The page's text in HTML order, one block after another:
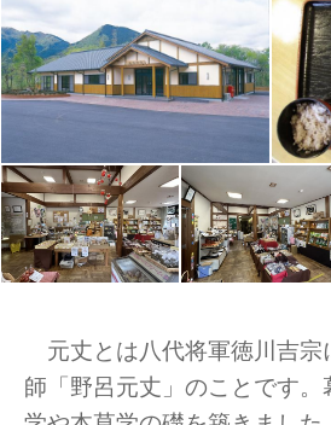
元丈とは八代将軍徳川吉宗
師「野呂元丈」のことです